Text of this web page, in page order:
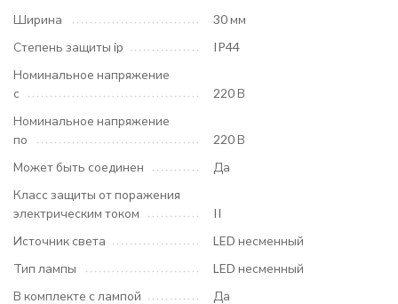
Ширина
30 мм
Степень защиты ip
IP44
Номинальное напряжение
с
220 В
Номинальное напряжение
по
220 В
Может быть соединен
Да
Класс защиты от поражения
электрическим током
II
Источник света
LED несменный
Тип лампы
LED несменный
В комплекте с лампой
Да